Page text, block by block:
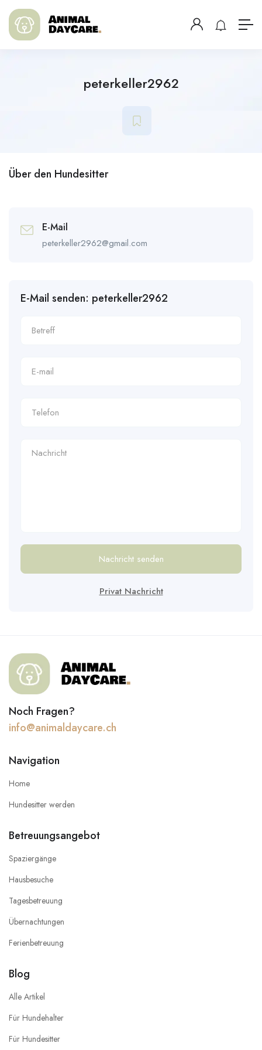
peterkeller2962
Über den Hundesitter
E-Mail
peterkeller2962@gmail.com
E-Mail senden: peterkeller2962
Nachricht senden
Privat Nachricht
Noch Fragen?
info@animaldaycare.ch
Navigation
Home
Hundesitter werden
Betreuungsangebot
Spaziergänge
Hausbesuche
Tagesbetreuung
Übernachtungen
Ferienbetreuung
Blog
Alle Artikel
Für Hundehalter
Für Hundesitter